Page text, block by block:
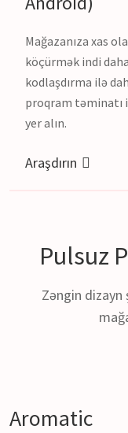
Mağazanıza xas
köçürmək indi
kodlaşdırma ilə
proqram
yer alın.
Araşdırın
Pulsuz
Zəngin dizayn
Aromatic